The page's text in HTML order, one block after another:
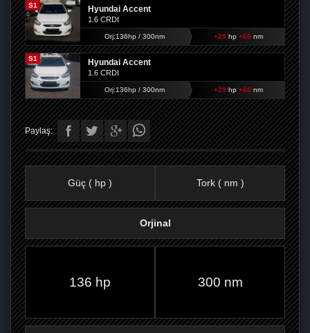
S1 Hyundai Accent
1.6 CRDI
Orj:136hp / 300nm +29hp +60 nm
S1 Hyundai Accent
1.6 CRDI
Orj:136hp / 300nm +29hp +60 nm
Paylaş:
Güç ( hp ) Tork ( nm )
Orjinal
136 hp 300 nm